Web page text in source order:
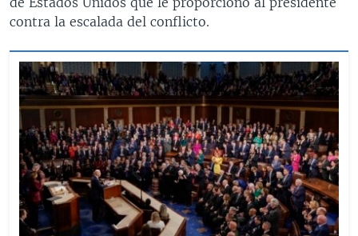
contra la escalada del conflicto.